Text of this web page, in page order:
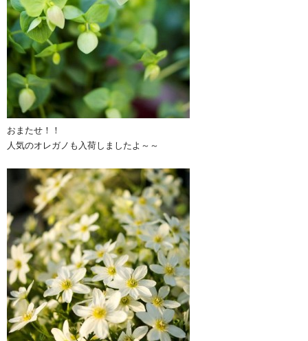
おまたせ！！
人気のオレガノも入荷しましたよ～～